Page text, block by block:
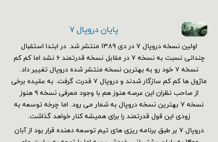
پایان دروپال ۷
اولین نسخه دروپال ۷ در دی ۱۳۸۹ منتشر شد. در ابتدا استقبال
چندانی نسبت به نسخه ۷ در مقابل نسخه قدرتمند ۶ نشد اما کم کم
نسخه ۷ خود رو به بهترین نسخه منتشر شده دروپال تغییر داد.
ماژول ها کم کم سازگار شدند و دروپال ۷ قدرت گرفت. به عقیده برخی
از صاحب نظران این عرصه هنوز هم با وجود معرفی نسخه ۹ هنوز
نسخه ۷ بهترین نسخه دروپال به شمار می رود. اما چرخه توسعه به
زودی این قول قدرتمند را برای همیشه کنار خواهد گذاشت.
دروپال ۷ بر طبق برنامه ریزی های تیم توسعه دهنده قرار بود از آبان